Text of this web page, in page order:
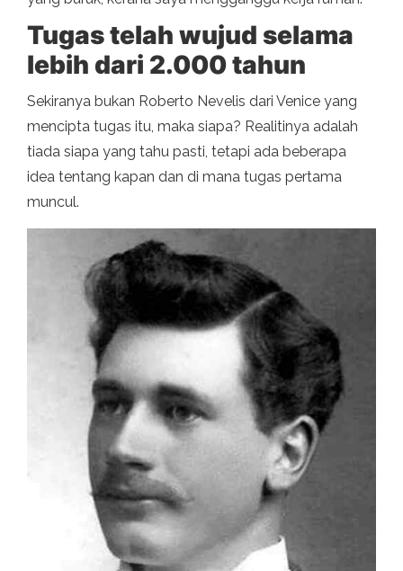
Tugas telah wujud selama
lebih dari 2.000 tahun
Sekiranya bukan Roberto Nevelis dari Venice yang
mencipta tugas itu, maka siapa? Realitinya adalah
tiada siapa yang tahu pasti, tetapi ada beberapa
idea tentang kapan dan di mana tugas pertama
muncul.